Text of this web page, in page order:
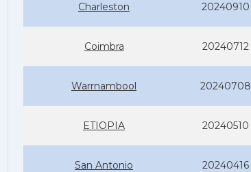
Charleston 20240910
Coimbra 20240712
Warrnambool 20240708
ETIOPIA 20240510
San Antonio 20240416